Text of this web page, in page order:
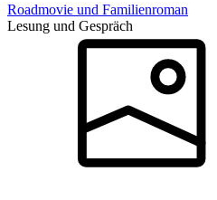
Roadmovie und Familienroman
Lesung und Gespräch